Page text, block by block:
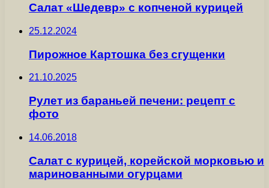
Салат «Шедевр» с копченой курицей
25.12.2024
Пирожное Картошка без сгущенки
21.10.2025
Рулет из бараньей печени: рецепт с
фото
14.06.2018
Салат с курицей, корейской морковью и
маринованными огурцами